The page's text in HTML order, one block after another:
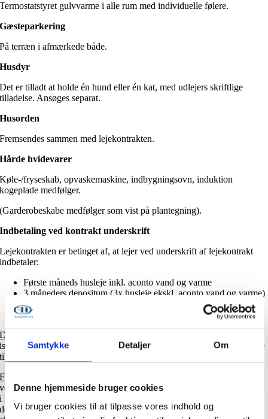
Samtykke Detaljer Om
Denne hjemmeside bruger cookies
Vi bruger cookies til at tilpasse vores indhold og
Termostatstyret gulvvarme i alle rum med individuelle følere.
Gæsteparkering
På terræn i afmærkede både.
Husdyr
Det er tilladt at holde én hund eller én kat, med udlejers skriftlige
tilladelse. Ansøges separat.
Husorden
Fremsendes sammen med lejekontrakten.
Hårde hvidevarer
Køle-/fryseskab, opvaskemaskine, indbygningsovn, induktion
kogeplade medfølger.
(Garderobeskabe medfølger som vist på plantegning).
Indbetaling ved kontrakt underskrift
Lejekontrakten er betinget af, at lejer ved underskrift af lejekontrakt
indbetaler:
Første måneds husleje inkl. aconto vand og varme
3 måneders depositum (3x husleje ekskl. aconto vand og varme)
1 måneds forudbetalt husleje (1x husleje ekskl. aconto vand og
varme)
Depositum:
istandsættelse ved fraflytning. Overskydende beløb efter istandsættelse
tilbagebetales til lejer. I øvrigt henvises til lejekontrakten.
Forudbetalt husleje:
Den ene måneds forudbetalt husleje, du indbetaler
ved indflytningen, er husleje, der skal dække den sidste måned, du bor
i lejligheden. Når du opsiger lejligheden, skal du ikke betale husleje i
den sidste måned inden du flytter. Forudbetalt husleje er udlejers